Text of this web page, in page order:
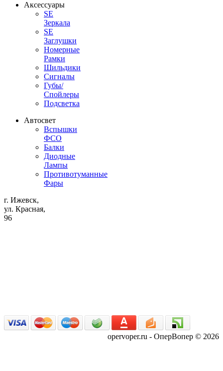
Аксессуары
SE
Зеркала
SE
Заглушки
Номерные
Рамки
Шильдики
Сигналы
Губы/
Спойлеры
Подсветка
Автосвет
Вспышки
ФСО
Балки
Диодные
Лампы
Противотуманные
Фары
г. Ижевск,
ул. Красная,
96
opervoper.ru - ОперВопер © 2026